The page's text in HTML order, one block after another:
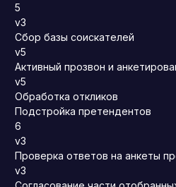
5
v3
Сбор базы соискателей
v5
Активный прозвон и
v5
Обработка откликов
Подстройка претендентов
6
v3
Проверка ответов на анкеты
v3